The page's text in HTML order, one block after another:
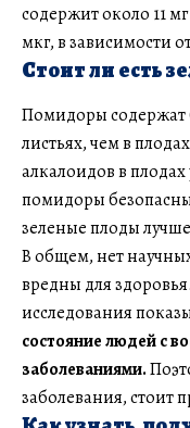
содержит около 11
мкг, в зависимости
Стоит ли есть
Помидоры содержат
листьях, чем в
алкалоидов в
помидоры
зеленые плоды
В общем, нет
вредны для
исследования
состояние людей с
заболеваниями.
заболевания, стоит